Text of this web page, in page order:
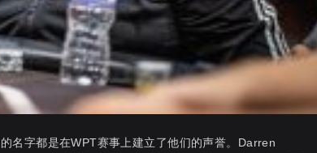
名字都是在WPT赛事上建立了他们的声誉。Darren